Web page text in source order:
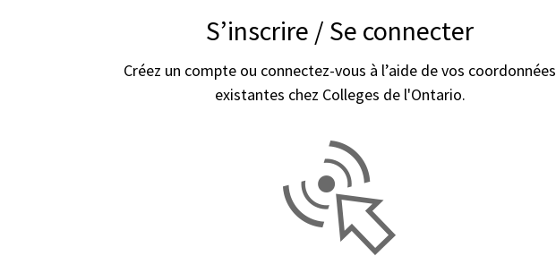
S’inscrire / Se connecter
Créez un compte ou connectez-vous à l’aide de vos coordonnées
existantes chez Colleges de l'Ontario.